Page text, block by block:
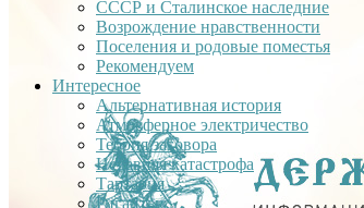
СССР и Сталинское наследние
Возрождение нравственности
Поселения и родовые поместья
Рекомендуем
Интересное
Альтернативная история
Атмосферное электричество
Теория заговора
Недавняя катастрофа
Тартария
Гиганты